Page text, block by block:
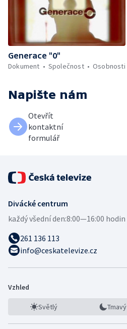
Generace "0"
Dokument
Společnost Osobnosti
Napište nám
Otevřít
kontaktní
formulář
Divácké centrum
každý všední den:8:00—16:00 hodin
261 136 113
info@ceskatelevize.cz
Vzhled
Světlý Tmavý